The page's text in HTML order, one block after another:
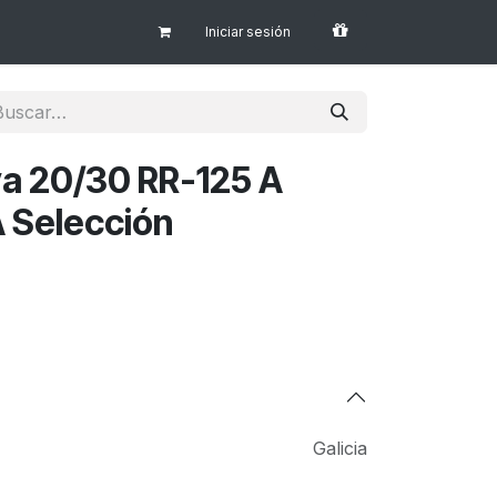
Iniciar sesión
20/30 RR-125 A
Selección
Galicia